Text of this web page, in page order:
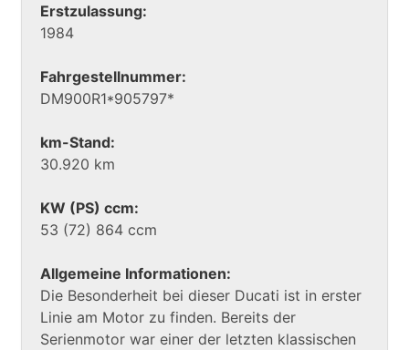
Erstzulassung:
1984
Fahrgestellnummer:
DM900R1*905797*
km-Stand:
30.920 km
KW (PS) ccm:
53 (72) 864 ccm
Allgemeine Informationen:
Die Besonderheit bei dieser Ducati ist in erster
Linie am Motor zu finden. Bereits der
Serienmotor war einer der letzten klassischen